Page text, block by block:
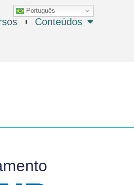
Português
Conteúdos